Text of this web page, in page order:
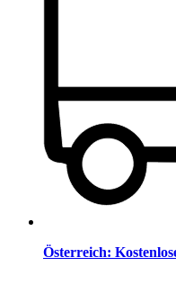
Österreich: